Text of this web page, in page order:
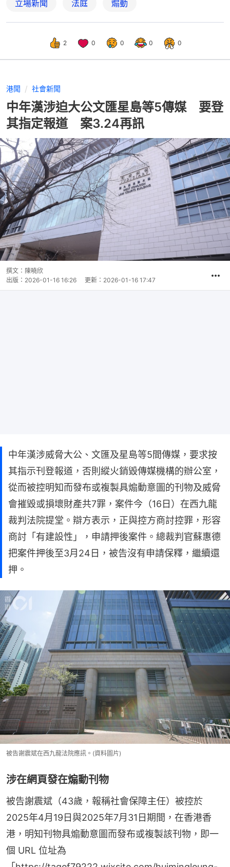
立場新聞 法庭 煽動
2 0 0 0 0
港聞 社會新聞
中年漢涉迫大公文匯星島等5傳媒 要登
其指定報道 案3.24再訊
撰文： 陳曉欣
出版： 2026-01-16 16:26 更新： 2026-01-16 17:47
中年漢涉威脅大公、文匯及星島等5間傳媒，要求按
其指示刊登報道，否則縱火銷毀傳媒機構的辦公室，
從而被控明知而發布或複製具煽動意圖的刊物及威脅
會摧毀或損壞財產共7罪，案件今（16日）在西九龍
裁判法院提堂。辯方表示，正與控方商討控罪，形容
商討「有建設性」，申請押後案件。總裁判官蘇惠德
把案件押後至3月24日，被告沒有申請保釋，繼續還
押。
被告謝震斌在西九龍法院應訊。(資料圖片)
涉在網頁發在煽動刊物
被告謝震斌（43歲，報稱社會保障主任）被控於
2025年4月19日與2025年7月31日期間，在香港香
港，明知刊物具煽動意圖而發布或複製該刊物，即一
個 URL 位址為